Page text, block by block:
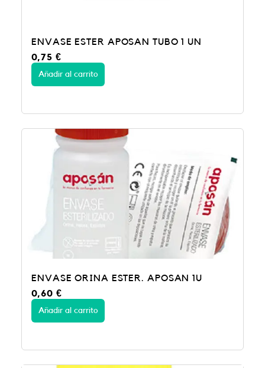
ENVASE ESTER APOSAN TUBO 1 UN
0,75 €
Añadir al carrito
ENVASE ORINA ESTER. APOSAN 1U
0,60 €
Añadir al carrito